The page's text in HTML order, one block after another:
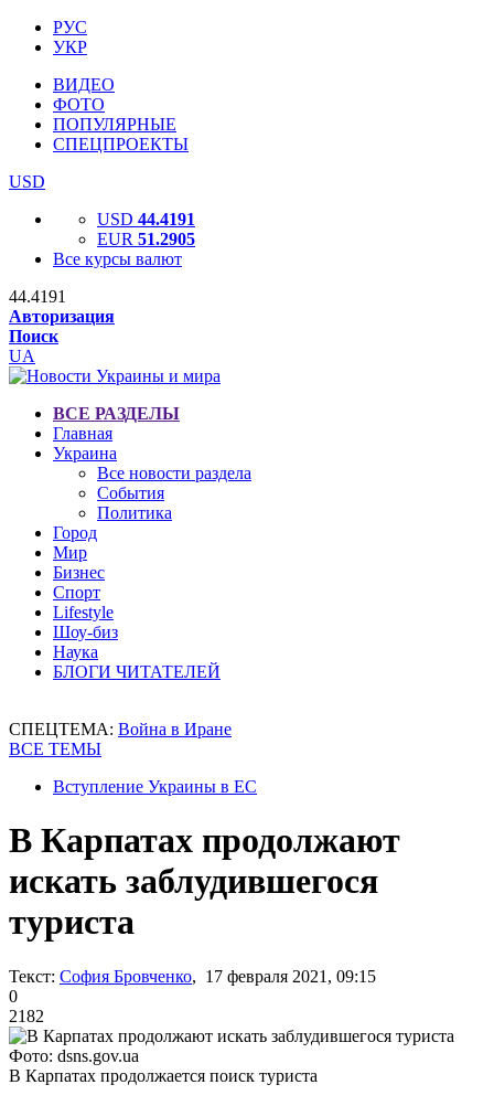
РУС
УКР
ВИДЕО
ФОТО
ПОПУЛЯРНЫЕ
СПЕЦПРОЕКТЫ
USD
USD 44.4191
EUR 51.2905
Все курсы валют
44.4191
Авторизация
Поиск
UA
ВСЕ РАЗДЕЛЫ
Главная
Украина
Все новости раздела
События
Политика
Город
Мир
Бизнес
Спорт
Lifestyle
Шоу-биз
Наука
БЛОГИ ЧИТАТЕЛЕЙ
СПЕЦТЕМА: Война в Иране
ВСЕ ТЕМЫ
Вступление Украины в ЕС
В Карпатах продолжают
искать заблудившегося
туриста
Текст: София Бровченко, 17 февраля 2021, 09:15
0
2182
Фото: dsns.gov.ua
В Карпатах продолжается поиск туриста